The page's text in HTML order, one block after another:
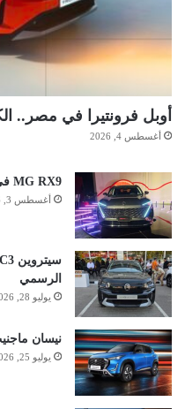
أوبل فرونتيرا في مصر..
أغسطس 4, 2026
MG RX9 في مصر.. الكتالوج الرسمي
أغسطس 3, 2026
الرسمي
يوليو 28, 2026
نيسان ماجنيت 2027.. الكتالوج الرسمي
يوليو 25, 2026